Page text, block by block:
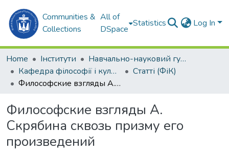
Communities &
Collections
All of
DSpace
Statistics Log In
Home Інститути
Навчально-науковий гуманітарний інститут (ННГІ)
Кафедра філософії і культурології (ФіК)
Статті (ФіК)
Философские взгляды А. Скрябина сквозь призму его произведений
Философские взгляды А.
Скрябина сквозь призму его
произведений